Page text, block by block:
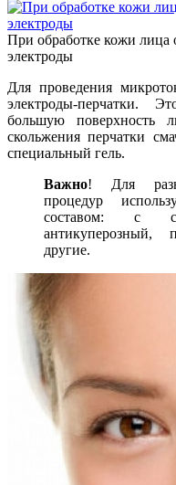
При обработке кожи
электроды
Для проведения
электроды-перчатки.
большую поверхность
скольжения перчатки
специальный гель.
Важно! Для
процедур
составом: с
антикуперозный,
другие.